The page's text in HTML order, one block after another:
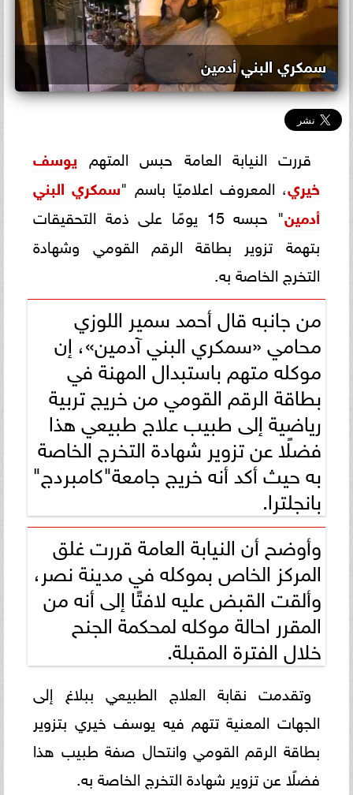
سمكري البني أدمين
قررت النيابة العامة حبس المتهم يوسف
خيري، المعروف اعلاميًا باسم "سمكري البني
أدمين
" حبسه 15 يومًا على ذمة التحقيقات
بتهمة تزوير بطاقة الرقم القومي وشهادة
التخرج الخاصة به.
من جانبه قال أحمد سمير اللوزي
محامي «سمكري البني آدمين»، إن
موكله متهم باستبدال المهنة في
بطاقة الرقم القومي من خريج تربية
رياضية إلى طبيب علاج طبيعي هذا
فضلًا عن تزوير شهادة التخرج الخاصة
به حيث أكد أنه خريج جامعة"كامبردج"
بانجلترا.
وأوضح أن النيابة العامة قررت غلق
المركز الخاص بموكله في مدينة نصر،
وألقت القبض عليه لافتًا إلى أنه من
المقرر احالة موكله لمحكمة الجنح
خلال الفترة المقبلة.
وتقدمت نقابة العلاج الطبيعي ببلاغ إلى
الجهات المعنية تتهم فيه يوسف خيري بتزوير
بطاقة الرقم القومي وانتحال صفة طبيب هذا
فضلًا عن تزوير شهادة التخرج الخاصة به.